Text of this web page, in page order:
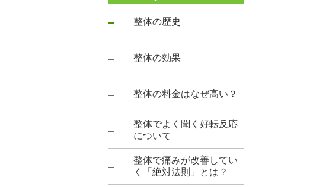
整体の歴史
整体の効果
整体の料金はなぜ高い？
整体でよく聞く好転反応
について
整体で痛みが改善してい
く「絶対法則」とは？